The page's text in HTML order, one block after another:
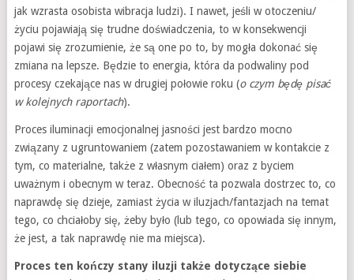
jak wzrasta osobista wibracja ludzi). I nawet, jeśli w otoczeniu/
życiu pojawiają się trudne doświadczenia, to w konsekwencji
pojawi się zrozumienie, że są one po to, by mogła dokonać się
zmiana na lepsze. Będzie to energia, która da podwaliny pod
procesy czekające nas w drugiej połowie roku (o czym będę pisać
w kolejnych raportach).
Proces iluminacji emocjonalnej jasności jest bardzo mocno
związany z ugruntowaniem (zatem pozostawaniem w kontakcie z
tym, co materialne, także z własnym ciałem) oraz z byciem
uważnym i obecnym w teraz. Obecność ta pozwala dostrzec to, co
naprawdę się dzieje, zamiast życia w iluzjach/fantazjach na temat
tego, co chciałoby się, żeby było (lub tego, co opowiada się innym,
że jest, a tak naprawdę nie ma miejsca).
Proces ten kończy stany iluzji także dotyczące siebie